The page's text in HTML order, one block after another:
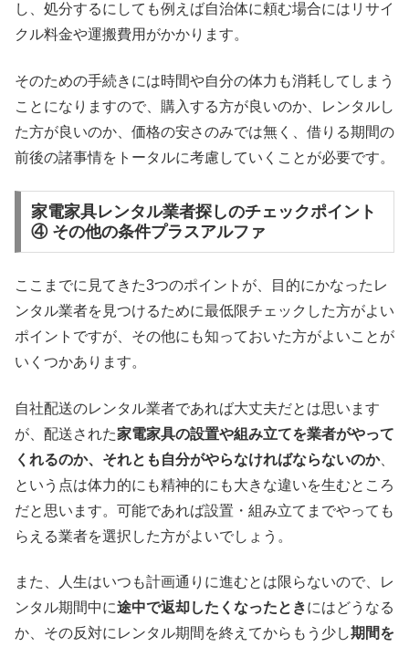
し、処分するにしても例えば自治体に頼む場合にはリサイ
クル料金や運搬費用がかかります。
そのための手続きには時間や自分の体力も消耗してしまう
ことになりますので、購入する方が良いのか、レンタルし
た方が良いのか、価格の安さのみでは無く、借りる期間の
前後の諸事情をトータルに考慮していくことが必要です。
家電家具レンタル業者探しのチェックポイント
④ その他の条件プラスアルファ
ここまでに見てきた3つのポイントが、目的にかなったレ
ンタル業者を見つけるために最低限チェックした方がよい
ポイントですが、その他にも知っておいた方がよいことが
いくつかあります。
自社配送のレンタル業者であれば大丈夫だとは思います
が、配送された家電家具の設置や組み立てを業者がやって
くれるのか、それとも自分がやらなければならないのか、
という点は体力的にも精神的にも大きな違いを生むところ
だと思います。可能であれば設置・組み立てまでやっても
らえる業者を選択した方がよいでしょう。
また、人生はいつも計画通りに進むとは限らないので、レ
ンタル期間中に途中で返却したくなったときにはどうなる
か、その反対にレンタル期間を終えてからもう少し期間を